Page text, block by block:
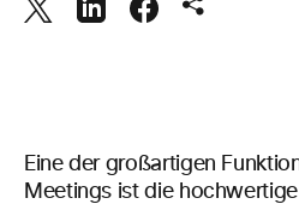
Eine der großartigen
Meetings ist die